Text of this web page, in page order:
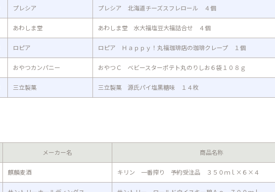
プレシア プレシア 北海道チーズスフレロール ４個
あわしま堂 あわしま堂 水大福塩豆大福詰合せ ４個
ロピア ロピア Ｈａｐｐｙ！丸福珈琲店の珈琲クレープ １個
おやつカンパニー おやつＣ ベビースターポテト丸のりしお６袋１０８ｇ
三立製菓 三立製菓 源氏パイ塩黒糖味 １４枚
メーカー名 商品名称
麒麟麦酒 キリン 一番搾り 予約受注品 ３５０ｍｌ×６×４